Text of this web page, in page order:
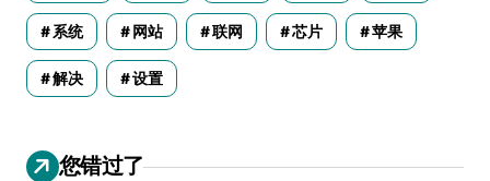
系统 网站 联网 芯片 苹果
解决 设置
您错过了